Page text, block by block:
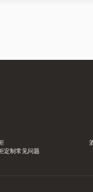
定制常见问题